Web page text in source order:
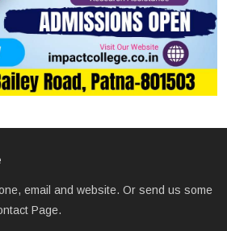
email and website. Or send us some
Page.